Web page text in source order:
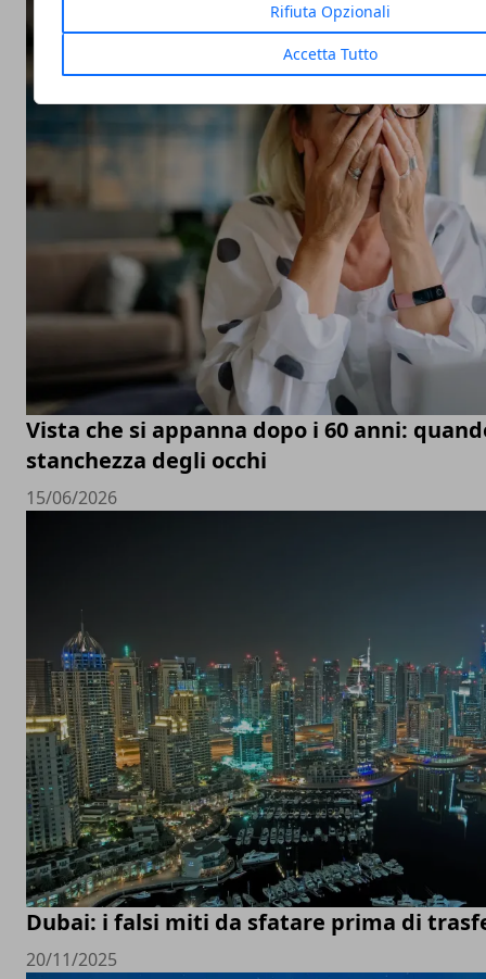
Rifiuta Opzionali
Accetta Tutto
Vista che si appanna dopo i 60 anni:
stanchezza degli occhi
15/06/2026
Dubai: i falsi miti da sfatare prima di
20/11/2025